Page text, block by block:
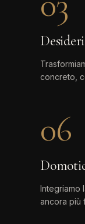
Desideri
concreto,
06
Integriamo
ancora più